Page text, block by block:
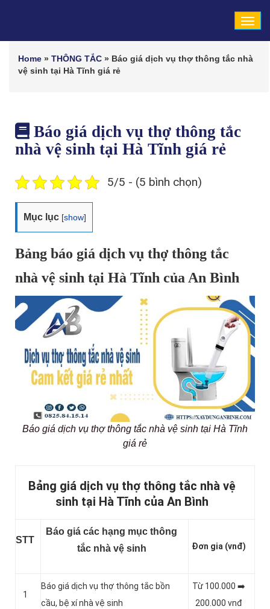
Home » THÔNG TẮC » Báo giá dịch vụ thợ thông tắc nhà
vệ sinh tại Hà Tĩnh giá rẻ
Báo giá dịch vụ thợ thông tắc
nhà vệ sinh tại Hà Tĩnh giá rẻ
5/5 - (5 bình chọn)
Mục lục [show]
Bảng báo giá dịch vụ thợ thông tắc
nhà vệ sinh tại Hà Tĩnh của An Bình
Báo giá dịch vụ thợ thông tắc nhà vệ sinh tại Hà Tĩnh
giá rẻ
Bảng giá dịch vụ thợ thông tắc nhà vệ
sinh tại Hà Tĩnh của An Bình
STT
Báo giá các hạng mục thông
tắc nhà vệ sinh
Đơn gia (vnđ)
1
Báo giá dịch vụ thợ thông tắc bồn
cầu, bệ xí nhà vệ sinh
Từ 100.000 ➡️
200.000 vnđ